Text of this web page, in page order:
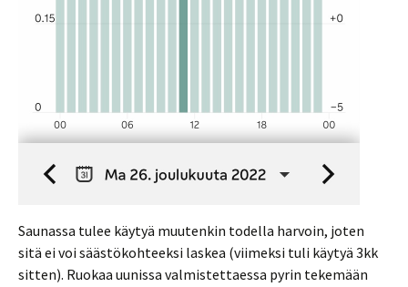
Saunassa tulee käytyä muutenkin todella harvoin, joten
sitä ei voi säästökohteeksi laskea (viimeksi tuli käytyä 3kk
sitten). Ruokaa uunissa valmistettaessa pyrin tekemään